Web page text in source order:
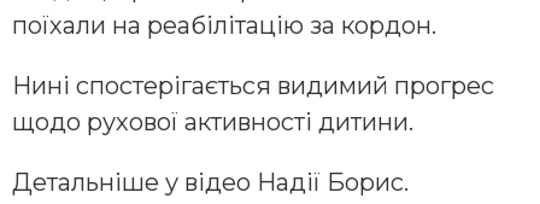
поїхали на реабілітацію за кордон.
Нині спостерігається видимий прогрес
щодо рухової активності дитини.
Детальніше у відео Надії Борис.